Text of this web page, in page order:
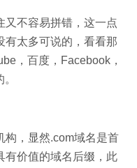
又不容易拼错，这一点
有太多可说的，看看那
，百度，Facebook，
构，显然.com域名是首
有价值的域名后缀，此